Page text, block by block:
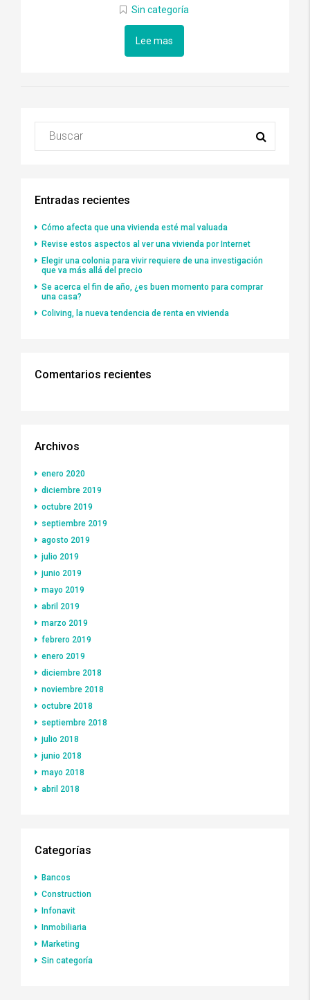
Sin categoría
Lee mas
Entradas recientes
Cómo afecta que una vivienda esté mal valuada
Revise estos aspectos al ver una vivienda por Internet
Elegir una colonia para vivir requiere de una investigación
que va más allá del precio
Se acerca el fin de año, ¿es buen momento para comprar
una casa?
Coliving, la nueva tendencia de renta en vivienda
Comentarios recientes
Archivos
enero 2020
diciembre 2019
octubre 2019
septiembre 2019
agosto 2019
julio 2019
junio 2019
mayo 2019
abril 2019
marzo 2019
febrero 2019
enero 2019
diciembre 2018
noviembre 2018
octubre 2018
septiembre 2018
julio 2018
junio 2018
mayo 2018
abril 2018
Categorías
Bancos
Construction
Infonavit
Inmobiliaria
Marketing
Sin categoría